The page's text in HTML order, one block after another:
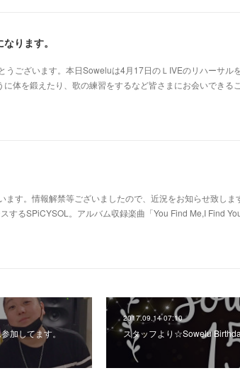
ります。
うございます。本日Soweluは4月17日のＬIVEのリハーサル
体を鍛えたり、歌の練習をするなど皆さまにお会いできる
す。情報解禁等ございましたので、近況をお知らせ致しま
するSPiCYSOL。アルバム収録楽曲「You Find Me,I Find
加してます。
2017.09.14 07:10
スタッフより☆Sowelu